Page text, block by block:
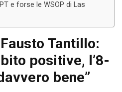
e forse le WSOP di Las
Tantillo:
positive, l’8-
bene”